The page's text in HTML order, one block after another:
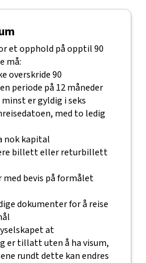
et opphold på opptil 90
må:
overskride 90
periode på 12 måneder
er gyldig i seks
med to ledig
nok kapital
billett eller returbillett
med bevis på formålet
dokumenter for å reise
at
er tillatt uten å ha visum,
rundt dette kan endres